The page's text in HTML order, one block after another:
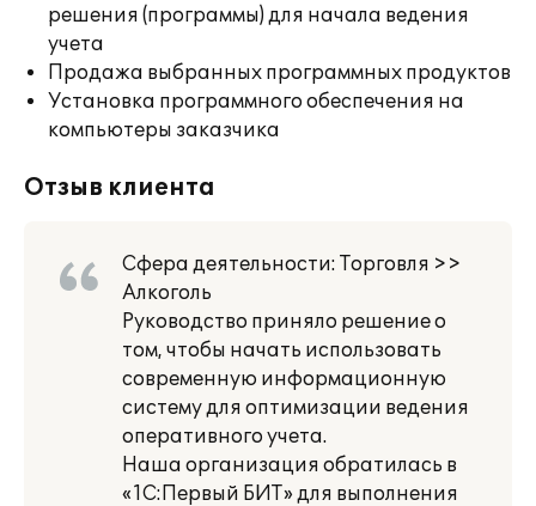
решения (программы) для начала ведения
учета
Продажа выбранных программных продуктов
Установка программного обеспечения на
компьютеры заказчика
Отзыв клиента
Сфера деятельности: Торговля >>
Алкоголь
Руководство приняло решение о
том, чтобы начать использовать
современную информационную
систему для оптимизации ведения
оперативного учета.
Наша организация обратилась в
«1С:Первый БИТ» для выполнения